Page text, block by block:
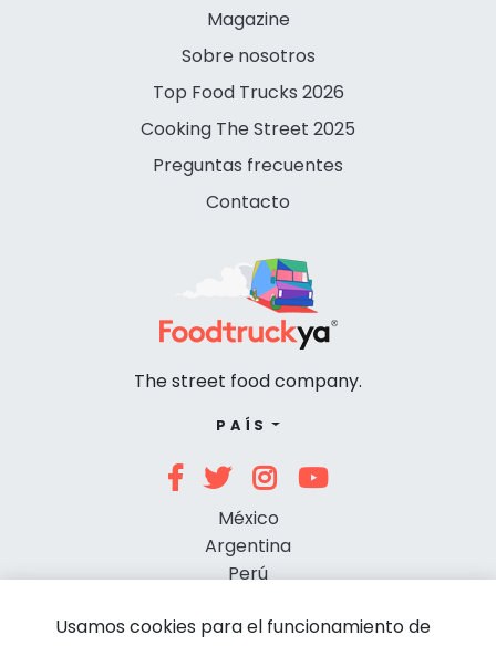
Magazine
Sobre nosotros
Top Food Trucks 2026
Cooking The Street 2025
Preguntas frecuentes
Contacto
The street food company.
PAÍS
México
Argentina
Perú
Usamos cookies para el funcionamiento de